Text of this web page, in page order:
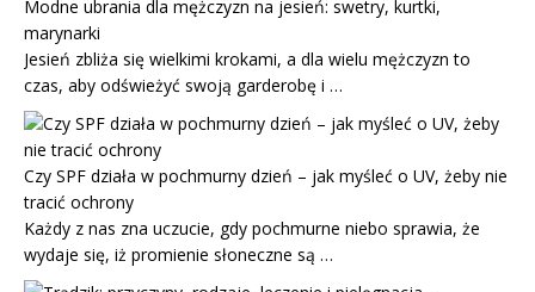
Modne ubrania dla mężczyzn na jesień: swetry, kurtki,
marynarki
Jesień zbliża się wielkimi krokami, a dla wielu mężczyzn to
czas, aby odświeżyć swoją garderobę i …
Czy SPF działa w pochmurny dzień – jak myśleć o UV, żeby nie
tracić ochrony
Każdy z nas zna uczucie, gdy pochmurne niebo sprawia, że
wydaje się, iż promienie słoneczne są …